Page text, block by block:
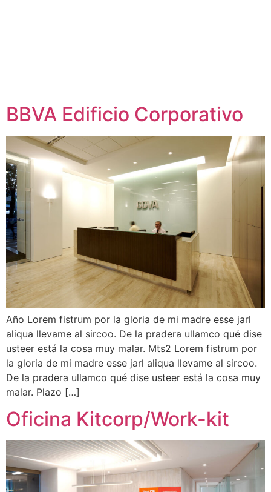
BBVA Edificio Corporativo
Año Lorem fistrum por la gloria de mi madre esse jarl
aliqua llevame al sircoo. De la pradera ullamco qué dise
usteer está la cosa muy malar. Mts2 Lorem fistrum por
la gloria de mi madre esse jarl aliqua llevame al sircoo.
De la pradera ullamco qué dise usteer está la cosa muy
malar. Plazo […]
Oficina Kitcorp/Work-kit